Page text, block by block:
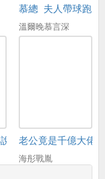
慕總_夫人帶球跑了
溫爾晚慕言深
免費老公竟是千億大佬
海彤戰胤